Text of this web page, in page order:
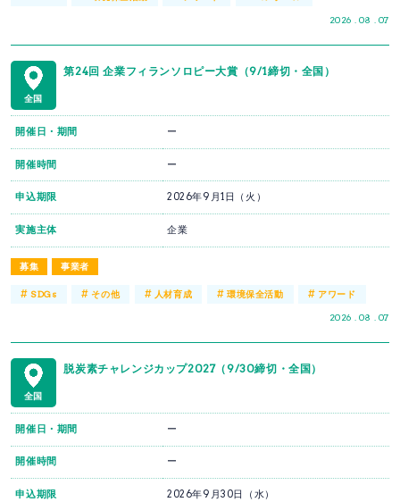
2026 . 08 . 07
全国
第24回 企業フィランソロピー大賞（9/1締切・全国）
募集 事業者
2026 . 08 . 07
開催日・期間 ー
開催時間 ー
申込期限 2026年9月1日（火）
実施主体 企業
#SDGs #その他 # 人材育成 # 環境保全活動 # アワード
全国
脱炭素チャレンジカップ2027（9/30締切・全国）
開催日・期間 ー
開催時間 ー
申込期限 2026年9月30日（水）